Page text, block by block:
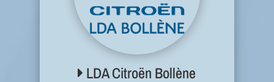
LDA Citroën Bollène